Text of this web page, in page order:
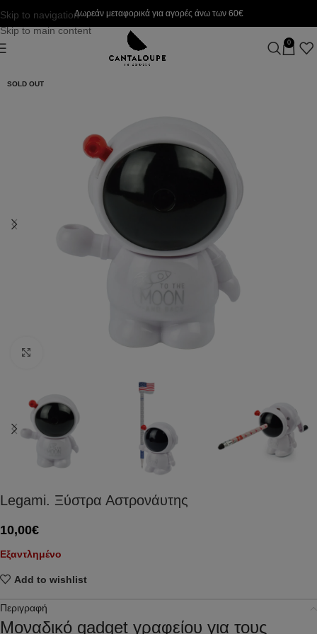
Skip to navigation
Skip to main content
Δωρεάν μεταφορικά για αγορές άνω των 60€
0
SOLD OUT
Legami. Ξύστρα Αστρονάυτης
10,00€
Εξαντλημένο
Add to wishlist
Περιγραφή
Μοναδικό gadget γραφείου για τους